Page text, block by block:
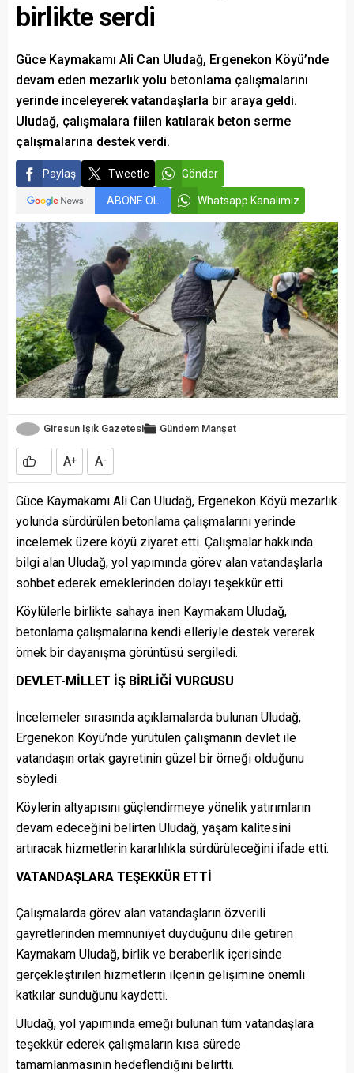
birlikte serdi
Güce Kaymakamı Ali Can Uludağ, Ergenekon Köyü’nde
devam eden mezarlık yolu betonlama çalışmalarını
yerinde inceleyerek vatandaşlarla bir araya geldi.
Uludağ, çalışmalara fiilen katılarak beton serme
çalışmalarına destek verdi.
Paylaş Tweetle Gönder
ABONE OL Whatsapp Kanalımız
Giresun Işık Gazetesi Gündem Manşet
A+ A-
Güce Kaymakamı Ali Can Uludağ, Ergenekon Köyü mezarlık
yolunda sürdürülen betonlama çalışmalarını yerinde
incelemek üzere köyü ziyaret etti. Çalışmalar hakkında
bilgi alan Uludağ, yol yapımında görev alan vatandaşlarla
sohbet ederek emeklerinden dolayı teşekkür etti.
Köylülerle birlikte sahaya inen Kaymakam Uludağ,
betonlama çalışmalarına kendi elleriyle destek vererek
örnek bir dayanışma görüntüsü sergiledi.
DEVLET-MİLLET İŞ BİRLİĞİ VURGUSU
İncelemeler sırasında açıklamalarda bulunan Uludağ,
Ergenekon Köyü’nde yürütülen çalışmanın devlet ile
vatandaşın ortak gayretinin güzel bir örneği olduğunu
söyledi.
Köylerin altyapısını güçlendirmeye yönelik yatırımların
devam edeceğini belirten Uludağ, yaşam kalitesini
artıracak hizmetlerin kararlılıkla sürdürüleceğini ifade etti.
VATANDAŞLARA TEŞEKKÜR ETTİ
Çalışmalarda görev alan vatandaşların özverili
gayretlerinden memnuniyet duyduğunu dile getiren
Kaymakam Uludağ, birlik ve beraberlik içerisinde
gerçekleştirilen hizmetlerin ilçenin gelişimine önemli
katkılar sunduğunu kaydetti.
Uludağ, yol yapımında emeği bulunan tüm vatandaşlara
teşekkür ederek çalışmaların kısa sürede
tamamlanmasının hedeflendiğini belirtti.